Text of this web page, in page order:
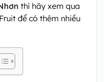
thì hãy xem qua
để có thêm nhiều